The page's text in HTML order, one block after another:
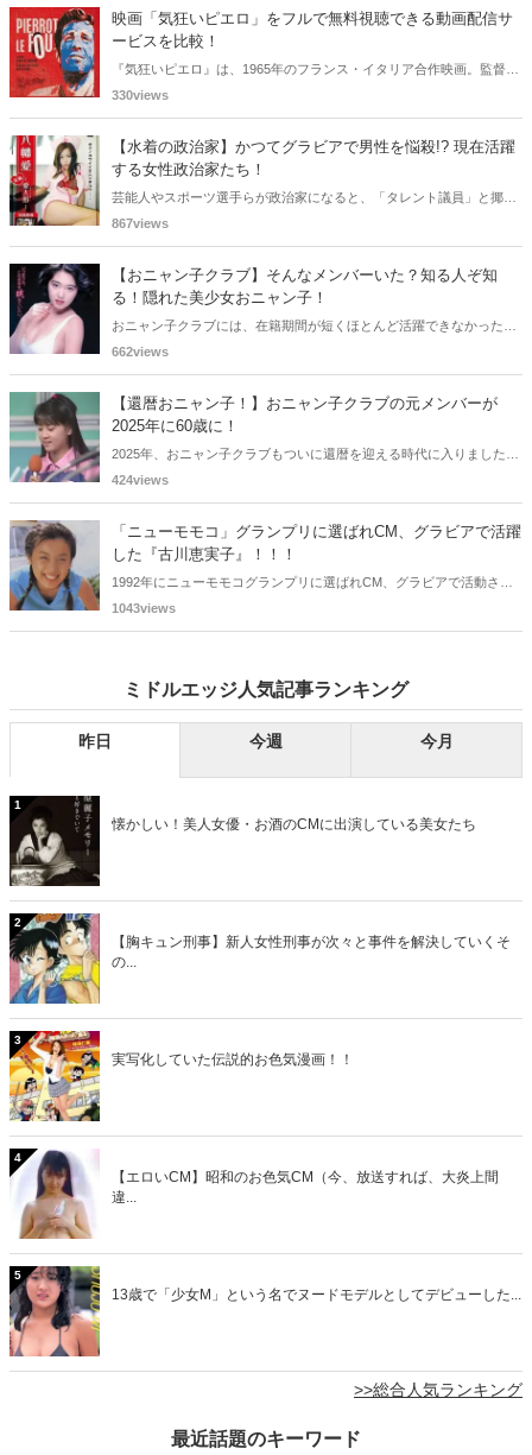
映画「気狂いピエロ」をフルで無料視聴できる動画配信サ
ービスを比較！
『気狂いピエロ』は、1965年のフランス・イタリア合作映画。監督は
ジャン＝リュック・ゴダール。アンナ・カリーナ、ジャン＝ポール・
をご紹介します。
330views
【水着の政治家】かつてグラビアで男性を悩殺!? 現在活躍
する女性政治家たち！
芸能人やスポーツ選手らが政治家になると、「タレント議員」と揶揄
されることがありますが、同時に、"タレントとしての活躍" が再注目
わどいショットで多くの男性を魅了した女性も!? 今回は、そんなグラ
ビアで活躍した女性政治家6名をご紹介します。
867views
【おニャン子クラブ】そんなメンバーいた？知る人ぞ知
る！隠れた美少女おニャン子！
おニャン子クラブには、在籍期間が短くほとんど活躍できなかったも
のの、知る人ぞ知る "美少女おニャン子" がいました。それも、強制的
子まで様々です。今回は、筆者の独断と偏見で、4人の "隠れ美少女お
ニャン子" をご紹介します。
662views
【還暦おニャン子！】おニャン子クラブの元メンバーが
2025年に60歳に！
2025年、おニャン子クラブもついに還暦を迎える時代に入りました。
おニャン子クラブの元メンバーは全員が昭和40年代生まれで、そのう
れ）の二人です。しかも、この二人には年齢以外の共通点もありま
す。さて、誰と誰でしょうか？
424views
「ニューモモコ」グランプリに選ばれCM、グラビアで活躍
した『古川恵実子』！！！
1992年にニューモモコグランプリに選ばれCM、グラビアで活動され
ていた古川恵実子さん。2010年3月頃まではラジオDJを担当されてい
1043views
ミドルエッジ人気記事ランキング
昨日 今週 今月
1
懐かしい！美人女優・お酒のCMに出演している美女たち
2
【胸キュン刑事】新人女性刑事が次々と事件を解決していくそ
の...
3
実写化していた伝説的お色気漫画！！
4
【エロいCM】昭和のお色気CM（今、放送すれば、大炎上間
違...
5
13歳で「少女M」という名でヌードモデルとしてデビューした...
>>総合人気ランキング
最近話題のキーワード